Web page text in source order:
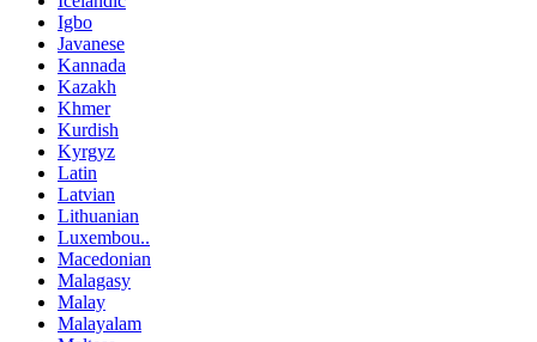
Igbo
Javanese
Kannada
Kazakh
Khmer
Kurdish
Kyrgyz
Latin
Latvian
Lithuanian
Luxembou..
Macedonian
Malagasy
Malay
Malayalam